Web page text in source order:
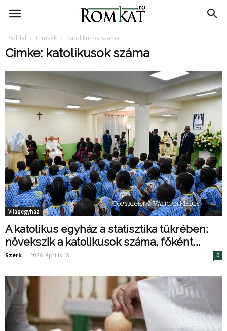
RomKat.ro
Főoldal Cimkék Katolikusok száma
Cimke: katolikusok száma
Világegyház
A katolikus egyház a statisztika tükrében:
növekszik a katolikusok száma, főként...
Szerk. - 2026. április 18. 0